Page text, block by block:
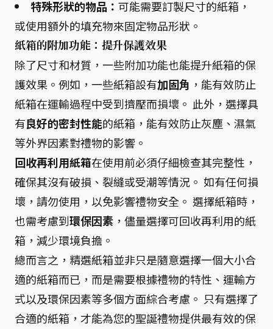
特殊形狀的物品： 可能需要訂製尺寸的紙箱，
或使用額外的填充物來固定物品形狀。
紙箱的附加功能：提升保護效果
除了尺寸和材質，一些附加功能也能提升紙箱的保
護效果。例如，一些紙箱設有加固角 ，能有效防止
紙箱在運輸過程中受到擠壓而損壞。 此外，選擇具
有良好的密封性能的紙箱，能有效防止灰塵、濕氣
等外界因素對禮物的影響。
回收再利用紙箱在使用前必須仔細檢查其完整性，
確保其沒有破損、裂縫或受潮等情況。 如有任何損
壞，請勿使用，以免影響禮物安全。 選擇紙箱時，
也需考慮到環保因素 ，儘量選擇可回收再利用的紙
箱，減少環境負擔。
總而言之，精選紙箱並非只是隨意選擇一個大小合
適的紙箱而已，而是需要根據禮物的特性、運輸方
式以及環保因素等多個方面綜合考慮。 只有選擇了
合適的紙箱，才能為您的聖誕禮物提供最有效的保